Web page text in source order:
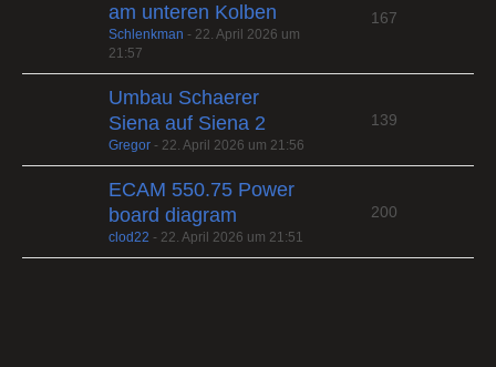
am unteren Kolben
Schlenkman - 22. April 2026 um
21:57
167
Umbau Schaerer
Siena auf Siena 2
Gregor - 22. April 2026 um 21:56
139
ECAM 550.75 Power
board diagram
clod22 - 22. April 2026 um 21:51
200